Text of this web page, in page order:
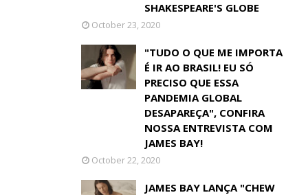
SHAKESPEARE'S GLOBE
October 23, 2020
"TUDO O QUE ME IMPORTA
É IR AO BRASIL! EU SÓ
PRECISO QUE ESSA
PANDEMIA GLOBAL
DESAPAREÇA", CONFIRA
NOSSA ENTREVISTA COM
JAMES BAY!
October 22, 2020
JAMES BAY LANÇA "CHEW